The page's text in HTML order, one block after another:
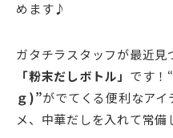
めます♪
ガタチラスタッフが最近
「粉末だしボトル」 です！“
ｇ)”がでてくる便利なア
メ、中華だしを入れて常